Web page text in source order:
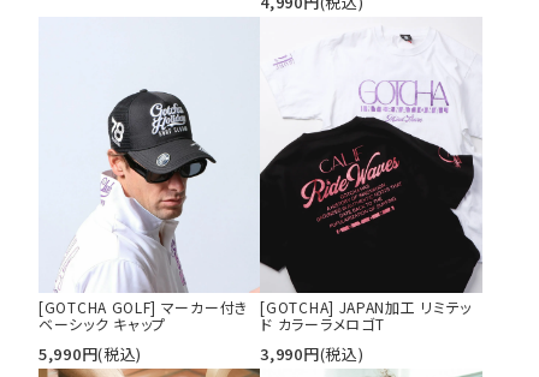
カテゴリ
サイズ
S
L
XL
XXXL
29inc
32inc
34inc
38inc
40inc
KIDS
カラー
[GOTCHA GOLF] マーカー付き
ベーシック キャップ
5,990円(税込)
[GOTCHA] JAPAN加工 リミテッ
ド カラーラメロゴT
3,990円(税込)